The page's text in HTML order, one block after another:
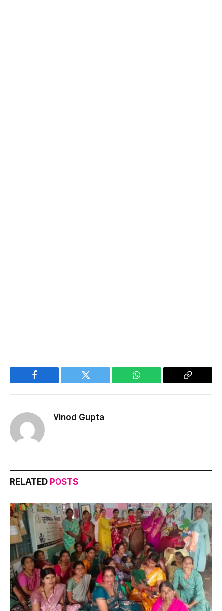
Facebook Twitter WhatsApp
Copy
Vinod Gupta
RELATED POSTS